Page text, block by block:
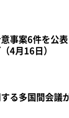
事案6件を公
4月16日）
る多国間会